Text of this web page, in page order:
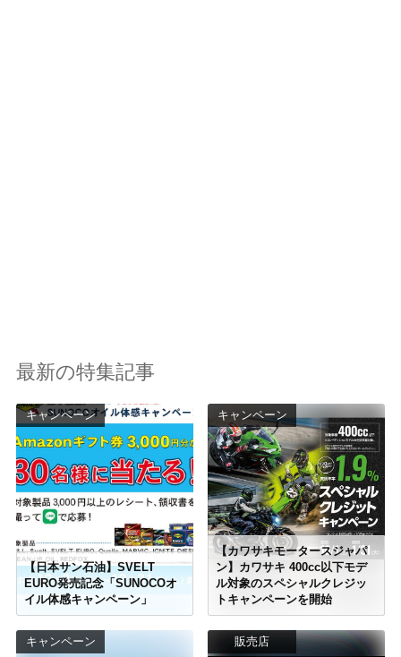
最新の特集記事
キャンペーン
【日本サン石油】SVELT
EURO発売記念「SUNOCOオ
イル体感キャンペーン」
キャンペーン
【カワサキモータースジャパ
ン】カワサキ 400cc以下モデ
ル対象のスペシャルクレジッ
トキャンペーンを開始
キャンペーン 販売店